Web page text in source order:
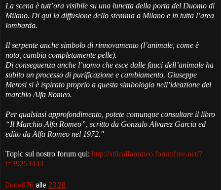
La scena è tutt’ora visibile su una lunetta della porta del Duomo di
Milano. Di qui la diffusione dello stemma a Milano e in tutta l’area
lombarda.
Il serpente anche simbolo di rinnovamento (l’animale, come è
noto, cambia completamente pelle).
Di conseguenza anche l’uomo che esce dalle fauci dell’animale ha
subito un processo di purificazione e cambiamento. Giuseppe
Merosi si è ispirato proprio a questa simbologia nell’ideazione del
marchio Alfa Romeo.
Per qualsiasi approfondimento, potete comunque consultare il libro
“Il Marchio Alfa Romeo”, scritto da Gonzalo Alvarez Garcia ed
edito da Alfa Romeo nel 1972."
Topic sul nostro forum qui: http://stilealfaromeo.forumfree.net/?
t=39253444
Duca076 alle 23:28